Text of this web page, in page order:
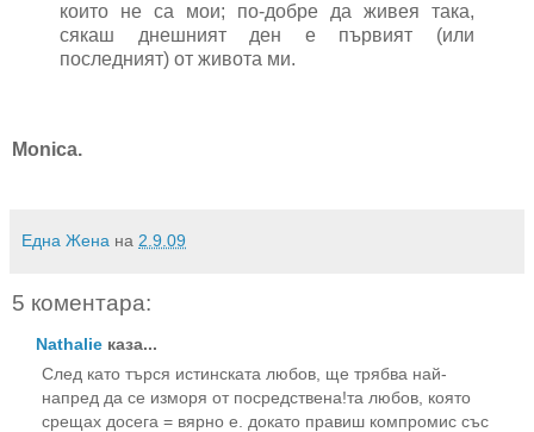
които не са мои; по-добре да живея така,
сякаш днешният ден е първият (или
последният) от живота ми.
Monica.
Една Жена на 2.9.09
5 коментара:
Nathalie каза...
След като търся истинската любов, ще трябва най-
напред да се изморя от посредствена!та любов, която
срещах досега = вярно е. докато правиш компромис със